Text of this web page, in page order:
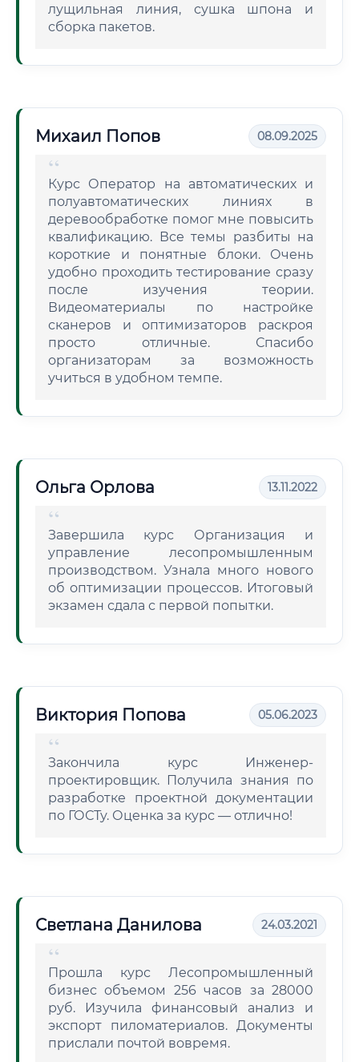
лущильная линия, сушка шпона и
сборка пакетов.
Михаил Попов 08.09.2025
Курс Оператор на автоматических и
полуавтоматических линиях в
деревообработке помог мне повысить
квалификацию. Все темы разбиты на
короткие и понятные блоки. Очень
удобно проходить тестирование сразу
после изучения теории.
Видеоматериалы по настройке
сканеров и оптимизаторов раскроя
просто отличные. Спасибо
организаторам за возможность
учиться в удобном темпе.
Ольга Орлова 13.11.2022
Завершила курс Организация и
управление лесопромышленным
производством. Узнала много нового
об оптимизации процессов. Итоговый
экзамен сдала с первой попытки.
Виктория Попова 05.06.2023
Закончила курс Инженер-
проектировщик. Получила знания по
разработке проектной документации
по ГОСТу. Оценка за курс — отлично!
Светлана Данилова 24.03.2021
Прошла курс Лесопромышленный
бизнес объемом 256 часов за 28000
руб. Изучила финансовый анализ и
экспорт пиломатериалов. Документы
прислали почтой вовремя.